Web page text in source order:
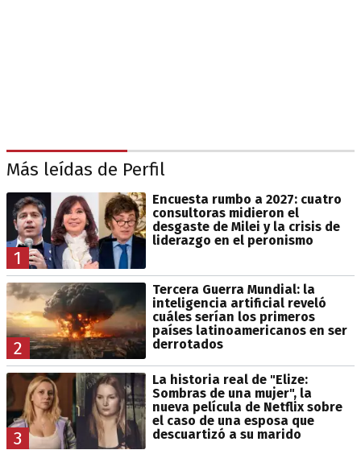
Más leídas de Perfil
1
Encuesta rumbo a 2027: cuatro
consultoras midieron el
desgaste de Milei y la crisis de
liderazgo en el peronismo
2
Tercera Guerra Mundial: la
inteligencia artificial reveló
cuáles serían los primeros
países latinoamericanos en ser
derrotados
3
La historia real de "Elize:
Sombras de una mujer", la
nueva película de Netflix sobre
el caso de una esposa que
descuartizó a su marido